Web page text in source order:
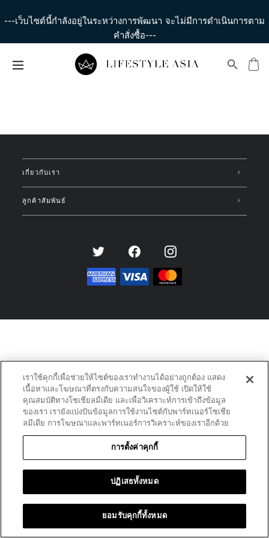
---เว็บไซต์นี้กำลังอยู่ในระหว่างการพัฒนา จะไม่มีการดำเนินการตาม
คำสั่งซื้อ---
เกี่ยวกับเรา
ลูกค้าสัมพันธ์
เราใช้คุกกี้เพื่อช่วยให้ไซต์ของเราทำงานได้อย่างถูกต้อง แสดง
เนื้อหาและโฆษณาที่ตรงกับความสนใจของผู้ใช้ เปิดให้ใช้
คุณสมบัติทางโซเชียลมีเดีย และเพื่อวิเคราะห์การเข้าถึงข้อมูล
ของเรา เรายังแบ่งปันข้อมูลการใช้งานไซต์กับพาร์ทเนอร์โซเชีย
ลมีเดีย การโฆษณาและพาร์ทเนอร์การวิเคราะห์ของเราอีกด้วย
การตั้งค่าคุกกี้
ปฏิเสธทั้งหมด
ยอมรับคุกกี้ทั้งหมด